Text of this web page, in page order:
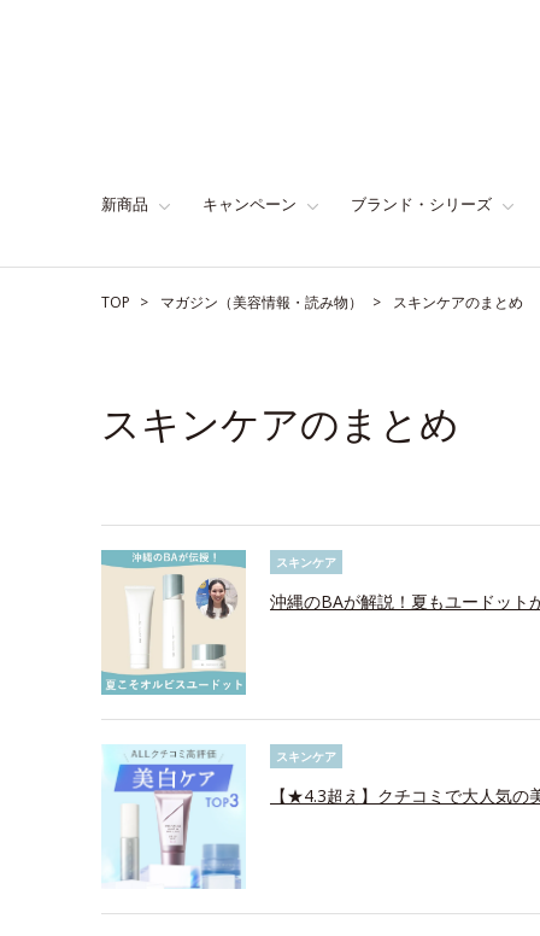
新商品 キャンペーン ブランド・シリーズ
TOP マガジン（美容情報・読み物） スキンケアのまとめ
スキンケアのまとめ
スキンケア
沖縄のBAが解説！夏もユードット
スキンケア
【★4.3超え】クチコミで大人気の